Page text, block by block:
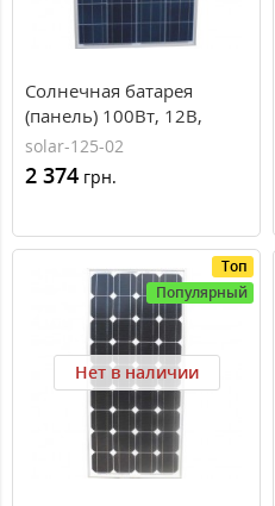
Солнечная батарея
(панель) 100Вт, 12В,
поликристаллическая,
PLM-100P-36, Perlight
Solar
solar-125-02
2 374 грн.
Топ
Популярный
Нет в наличии